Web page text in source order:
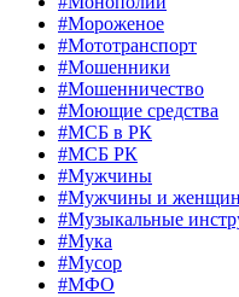
#Мороженое
#Мототранспорт
#Мошенники
#Мошенничество
#Моющие средства
#МСБ в РК
#МСБ РК
#Мужчины
#Мужчины и
#Музыкальные
#Мука
#Мусор
#МФО